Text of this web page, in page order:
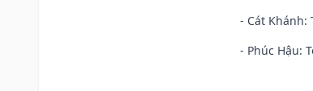
- Cát Khánh:
- Phúc Hậu: